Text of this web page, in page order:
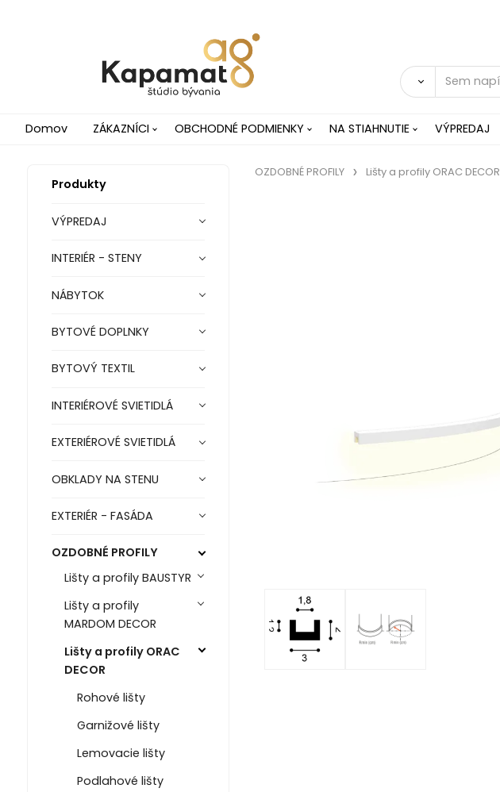
Domov ZÁKAZNÍCI OBCHODNÉ PODMIENKY NA STIAHNUTIE VÝPREDAJ
Produkty
VÝPREDAJ
INTERIÉR - STENY
NÁBYTOK
BYTOVÉ DOPLNKY
BYTOVÝ TEXTIL
INTERIÉROVÉ SVIETIDLÁ
EXTERIÉROVÉ SVIETIDLÁ
OBKLADY NA STENU
EXTERIÉR - FASÁDA
OZDOBNÉ PROFILY
Lišty a profily BAUSTYR
Lišty a profily
MARDOM DECOR
Lišty a profily ORAC
DECOR
Rohové lišty
Garnižové lišty
Lemovacie lišty
Podlahové lišty
OZDOBNÉ PROFILY Lišty a profily ORAC DECOR